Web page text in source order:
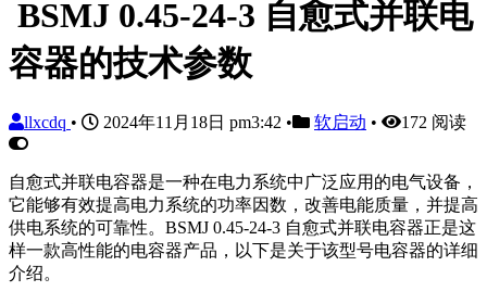
BSMJ 0.45-24-3 自愈式并联电
容器的技术参数
llxcdq • 2024年11月18日 pm3:42 • 软启动 • 172 阅读
自愈式并联电容器是一种在电力系统中广泛应用的电气设备，
它能够有效提高电力系统的功率因数，改善电能质量，并提高
供电系统的可靠性。BSMJ 0.45-24-3 自愈式并联电容器正是这
样一款高性能的电容器产品，以下是关于该型号电容器的详细
介绍。